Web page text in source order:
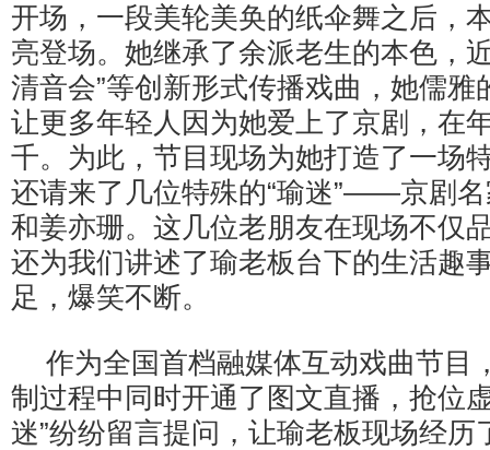
开场，一段美轮美奂的纸伞舞之后，
亮登场。她继承了余派老生的本色，
清音会”等创新形式传播戏曲，她儒雅
让更多年轻人因为她爱上了京剧，在
千。为此，节目现场为她打造了一场
还请来了几位特殊的“瑜迷”——京剧
和姜亦珊。这几位老朋友在现场不仅
还为我们讲述了瑜老板台下的生活趣
足，爆笑不断。
作为全国首档融媒体互动戏曲节目
制过程中同时开通了图文直播，抢位
迷”纷纷留言提问，让瑜老板现场经历